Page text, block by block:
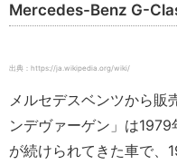
Mercedes-Benz G-
出典：https://ja.wikipedia.org/wiki/
メルセデスベンツから販
ンデヴァーゲン」は
が続けられてきた車で、